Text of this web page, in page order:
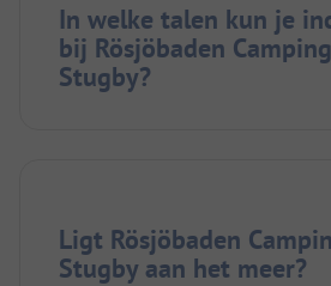
In welke talen kun je
bij Rösjöbaden
Stugby?
Ligt Rösjöbaden
Stugby aan het meer?